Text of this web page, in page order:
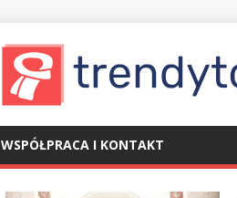
WSPÓŁPRACA I KONTAKT